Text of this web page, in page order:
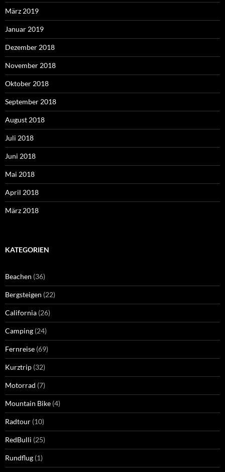
März 2019
Januar 2019
Dezember 2018
November 2018
Oktober 2018
September 2018
August 2018
Juli 2018
Juni 2018
Mai 2018
April 2018
März 2018
KATEGORIEN
Beachen (36)
Bergsteigen (22)
California (26)
Camping (24)
Fernreise (69)
Kurztrip (32)
Motorrad (7)
Mountain Bike (4)
Radtour (10)
RedBulli (25)
Rundflug (1)